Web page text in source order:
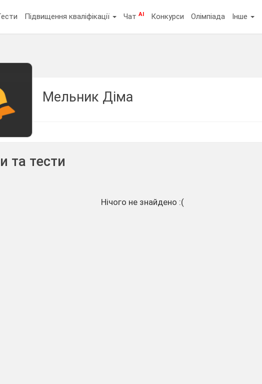
Підвищення кваліфікації ЧатAI Конкурси Олімпіада Інше
Мельник Діма
та тести
Нічого не знайдено :(